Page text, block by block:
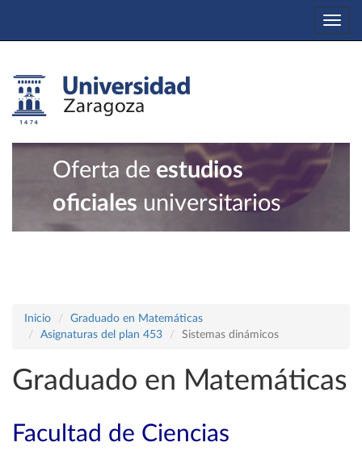
Oferta de estudios
oficiales universitarios
Inicio
Graduado en Matemáticas
Asignaturas del plan 453
Sistemas dinámicos
Graduado en Matemáticas
Facultad de Ciencias